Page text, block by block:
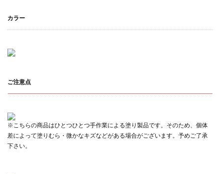
カラー
ご注意点
※こちらの商品はひとつひとつ手作業による塗り製品です。そのため、個体
差によって塗りむら・微かなキズなどがある場合がございます。予めご了承
下さい。